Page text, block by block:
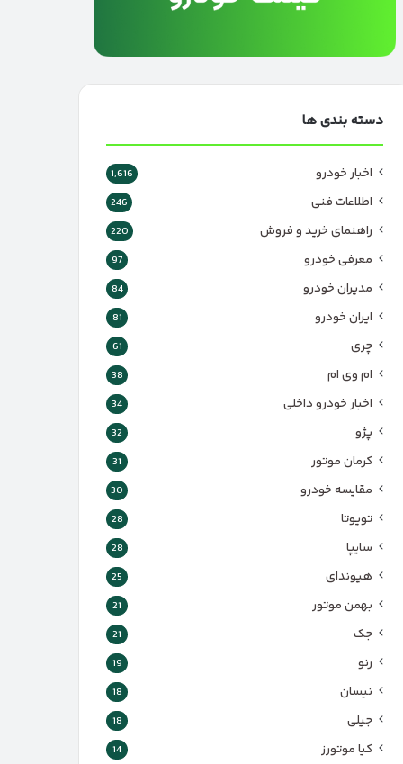
دسته بندی ها
اخبار خودرو 1,616
اطلاعات فنی 246
راهنمای خرید و فروش 220
معرفی خودرو 97
مدیران خودرو 84
ایران خودرو 81
چری 61
ام وی ام 38
اخبار خودرو داخلی 34
پژو 32
کرمان موتور 31
مقایسه خودرو 30
تویوتا 28
سایپا 28
هیوندای 25
بهمن موتور 21
جک 21
رنو 19
نیسان 18
جیلی 18
کیا موتورز 14